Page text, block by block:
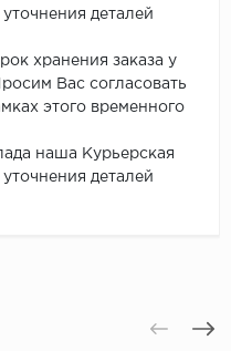
деталей
хранения заказа у
Вас согласовать
этого временного
наша Курьерская
деталей